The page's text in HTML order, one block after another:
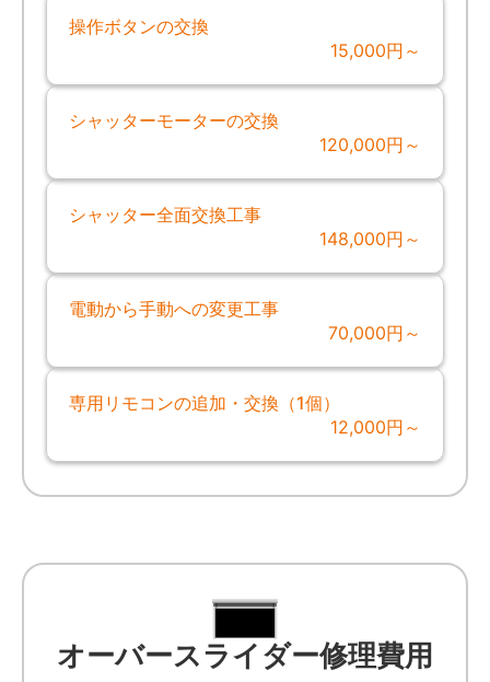
操作ボタンの交換
15,000円～
シャッターモーターの交換
120,000円～
シャッター全面交換工事
148,000円～
電動から手動への変更工事
70,000円～
専用リモコンの追加・交換（1個）
12,000円～
オーバースライダー修理費用